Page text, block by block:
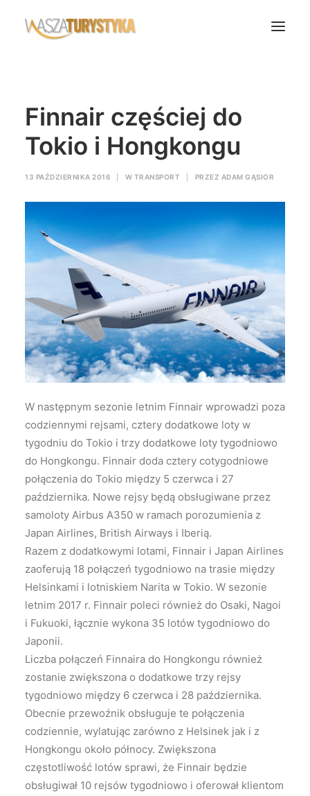
Biura podróży
Transport
Noclegi
Polska
Świat
Podcasty
Rok Kobiet
Wasze Podróże
Wyszukiwanie
Finnair częściej do
Tokio i Hongkongu
13 PAŹDZIERNIKA 2016 W TRANSPORT PRZEZ ADAM GĄSIOR
W następnym sezonie letnim Finnair wprowadzi poza
codziennymi rejsami, cztery dodatkowe loty w
tygodniu do Tokio i trzy dodatkowe loty tygodniowo
do Hongkongu. Finnair doda cztery cotygodniowe
połączenia do Tokio między 5 czerwca i 27
października. Nowe rejsy będą obsługiwane przez
samoloty Airbus A350 w ramach porozumienia z
Japan Airlines, British Airways i Iberią.
Razem z dodatkowymi lotami, Finnair i Japan Airlines
zaoferują 18 połączeń tygodniowo na trasie między
Helsinkami i lotniskiem Narita w Tokio. W sezonie
letnim 2017 r. Finnair poleci również do Osaki, Nagoi
i Fukuoki, łącznie wykona 35 lotów tygodniowo do
Japonii.
Liczba połączeń Finnaira do Hongkongu również
zostanie zwiększona o dodatkowe trzy rejsy
tygodniowo między 6 czerwca i 28 października.
Obecnie przewoźnik obsługuje te połączenia
codziennie, wylatując zarówno z Helsinek jak i z
Hongkongu około północy. Zwiększona
częstotliwość lotów sprawi, że Finnair będzie
obsługiwał 10 rejsów tygodniowo i oferował klientom